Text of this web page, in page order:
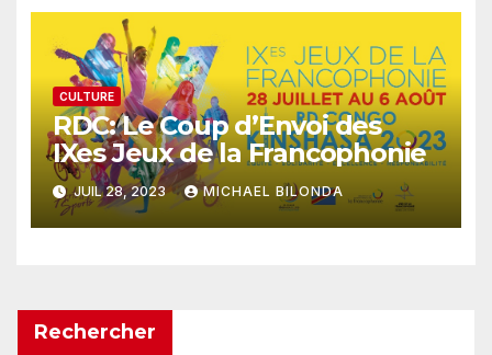
CULTURE
RDC: Le Coup d’Envoi des
IXes Jeux de la Francophonie
JUIL 28, 2023 MICHAEL BILONDA
Rechercher